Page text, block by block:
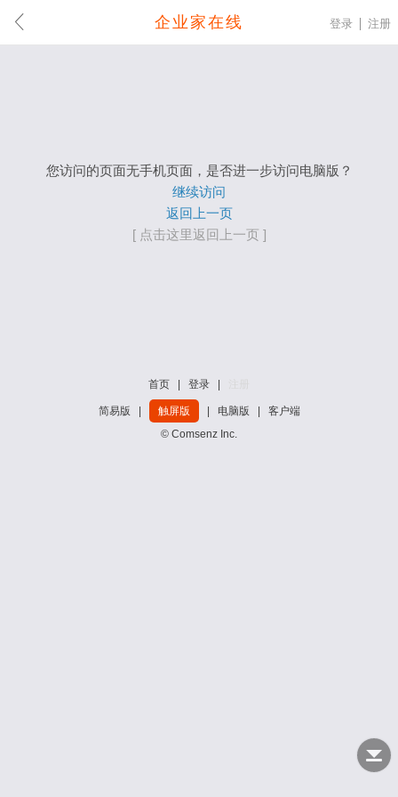
企业家在线 登录 注册
您访问的页面无手机页面，是否进一步访问电脑版？
继续访问
返回上一页
[ 点击这里返回上一页 ]
首页 登录
简易版 触屏版 电脑版
客户端
© Comsenz Inc.